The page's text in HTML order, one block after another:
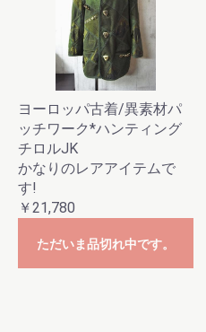
ヨーロッパ古着/異素材パ
ッチワーク*ハンティング
チロルJK
かなりのレアアイテムで
す!
￥21,780
ただいま品切れ中です。